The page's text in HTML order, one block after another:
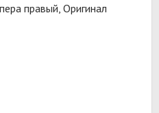
правый, Оригинал